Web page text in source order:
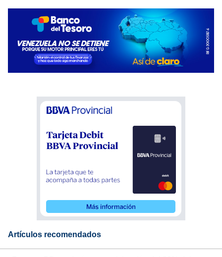
Artículos recomendados